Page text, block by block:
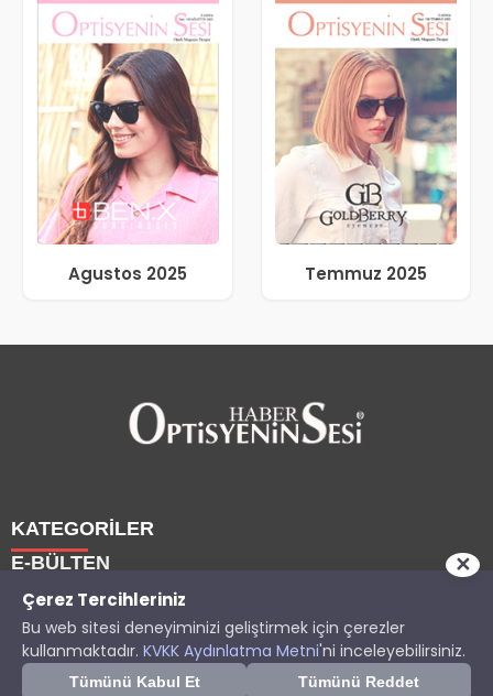
Agustos 2025 Temmuz 2025
KATEGORİLER
Yazarlarımız
Etkinlik
Optisyen
E-BÜLTEN
optisyeninsesi.come-bültenine abone olarak, tarafınıza
Copyright © 2025 OptisyeninSesi Tüm Hakları Saklıdır.
Çerez Tercihleriniz
Bu web sitesi deneyiminizi geliştirmek için çerezler
kullanmaktadır. KVKK Aydınlatma Metni'ni inceleyebilirsiniz.
Tümünü Kabul Et Tümünü Reddet
✕
Son dakika gelişmelerinden ilk sen haberdar ol.
İzin Ver Sonra